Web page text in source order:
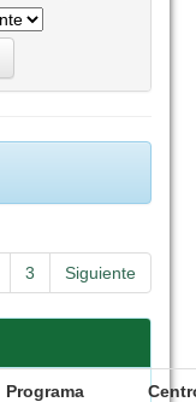
3 Siguiente
Programa